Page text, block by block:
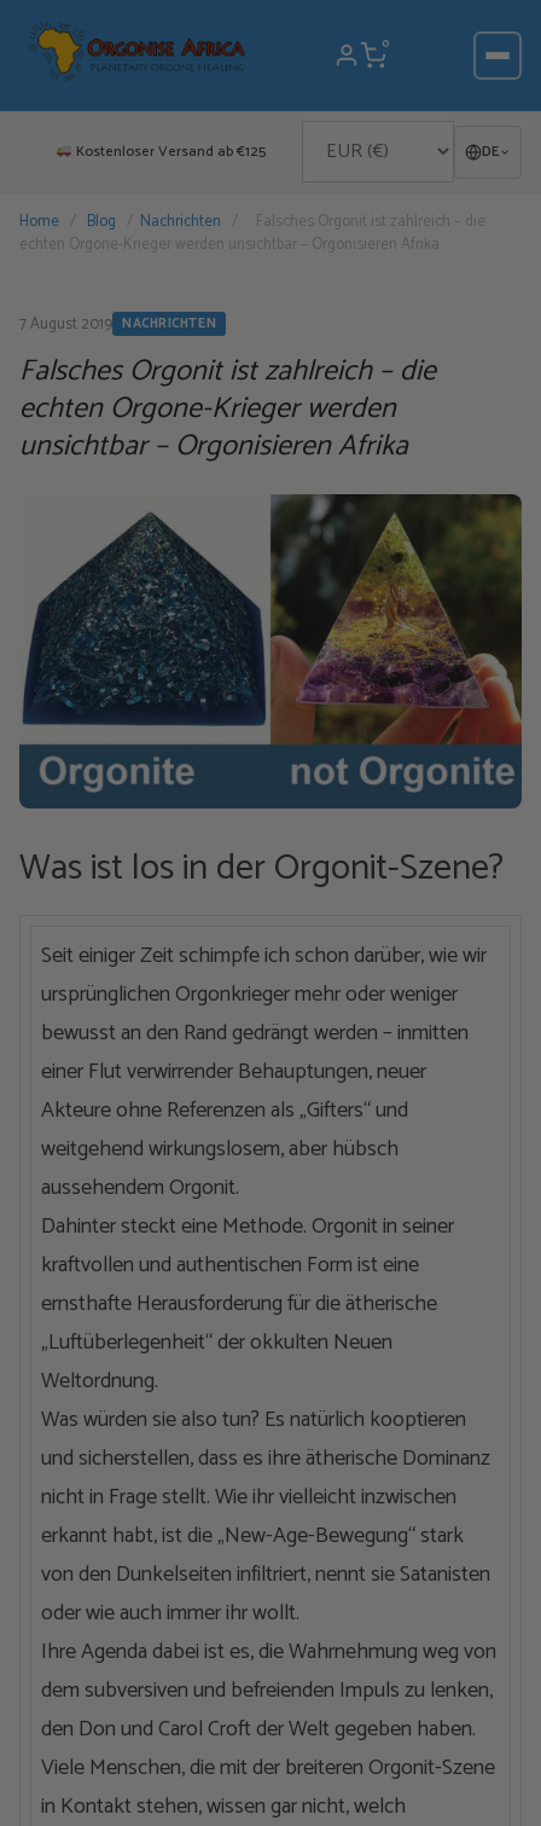
Inhalt
springen
0
Kostenloser Versand ab €125 DE
Home / Blog / Nachrichten /
Falsches Orgonit ist zahlreich – die
echten Orgone-Krieger werden unsichtbar – Orgonisieren Afrika
7 August 2019 NACHRICHTEN
Falsches Orgonit ist zahlreich – die
echten Orgone-Krieger werden
unsichtbar – Orgonisieren Afrika
Was ist los in der Orgonit-Szene?
Seit einiger Zeit schimpfe ich schon darüber, wie wir
ursprünglichen Orgonkrieger mehr oder weniger
bewusst an den Rand gedrängt werden – inmitten
einer Flut verwirrender Behauptungen, neuer
Akteure ohne Referenzen als „Gifters“ und
weitgehend wirkungslosem, aber hübsch
aussehendem Orgonit.
Dahinter steckt eine Methode. Orgonit in seiner
kraftvollen und authentischen Form ist eine
ernsthafte Herausforderung für die ätherische
„Luftüberlegenheit“ der okkulten Neuen
Weltordnung.
Was würden sie also tun? Es natürlich kooptieren
und sicherstellen, dass es ihre ätherische Dominanz
nicht in Frage stellt. Wie ihr vielleicht inzwischen
erkannt habt, ist die „New-Age-Bewegung“ stark
von den Dunkelseiten infiltriert, nennt sie Satanisten
oder wie auch immer ihr wollt.
Ihre Agenda dabei ist es, die Wahrnehmung weg von
dem subversiven und befreienden Impuls zu lenken,
den Don und Carol Croft der Welt gegeben haben.
Viele Menschen, die mit der breiteren Orgonit-Szene
in Kontakt stehen, wissen gar nicht, welch